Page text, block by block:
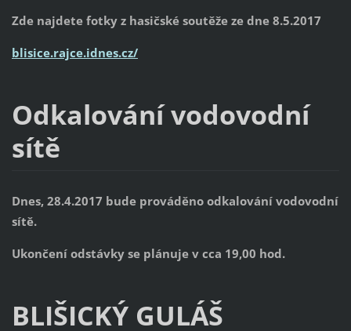
Zde najdete fotky z hasičské soutěže ze dne 8.5.2017
blisice.rajce.idnes.cz/
Odkalování vodovodní
sítě
Dnes, 28.4.2017 bude prováděno odkalování vodovodní
sítě.
Ukončení odstávky se plánuje v cca 19,00 hod.
BLIŠICKÝ GULÁŠ